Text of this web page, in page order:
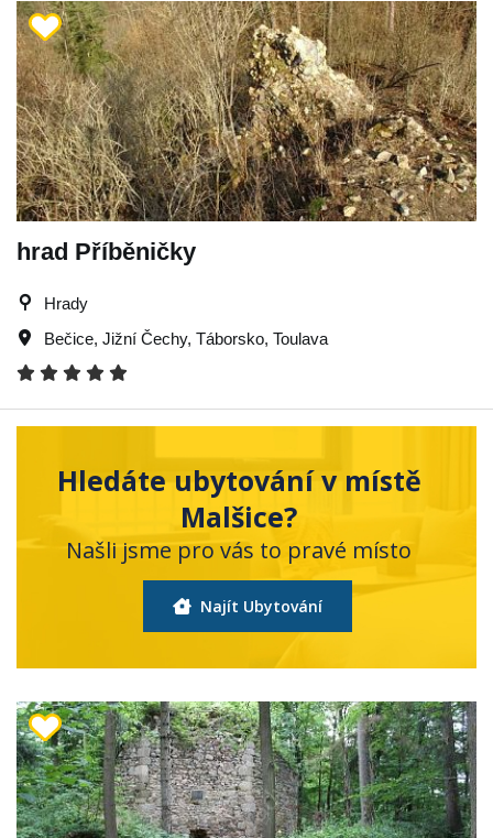
hrad Příběničky
Hrady
Bečice, Jižní Čechy, Táborsko, Toulava
Hledáte ubytování v místě
Malšice?
Našli jsme pro vás to pravé místo
Najít Ubytování